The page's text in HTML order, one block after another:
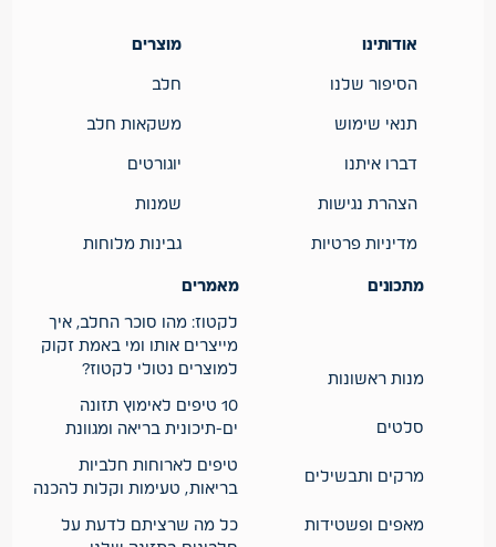
אודותינו
הסיפור שלנו
תנאי שימוש
דברו איתנו
הצהרת נגישות
מדיניות פרטיות
מוצרים
חלב
משקאות חלב
יוגורטים
שמנות
גבינות מלוחות
מתכונים
מנות ראשונות
סלטים
מרקים ותבשילים
מאפים ופשטידות
מאמרים
לקטוז: מהו סוכר החלב, איך
מייצרים אותו ומי באמת זקוק
למוצרים נטולי לקטוז?
10 טיפים לאימוץ תזונה
ים-תיכונית בריאה ומגוונת
טיפים לארוחות חלביות
בריאות, טעימות וקלות להכנה
כל מה שרציתם לדעת על